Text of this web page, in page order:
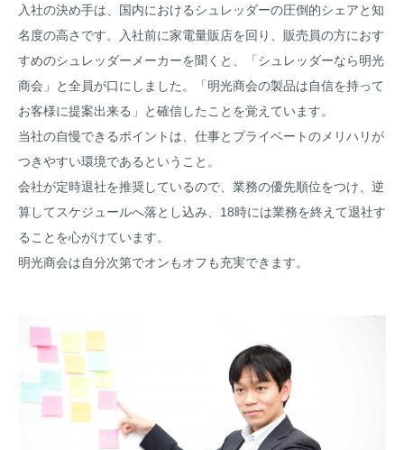
入社の決め手は、国内におけるシュレッダーの圧倒的シェアと知
名度の高さです。入社前に家電量販店を回り、販売員の方におす
すめのシュレッダーメーカーを聞くと、「シュレッダーなら明光
商会」と全員が口にしました。「明光商会の製品は自信を持って
お客様に提案出来る」と確信したことを覚えています。
当社の自慢できるポイントは、仕事とプライベートのメリハリが
つきやすい環境であるということ。
会社が定時退社を推奨しているので、業務の優先順位をつけ、逆
算してスケジュールへ落とし込み、18時には業務を終えて退社す
ることを心がけています。
明光商会は自分次第でオンもオフも充実できます。